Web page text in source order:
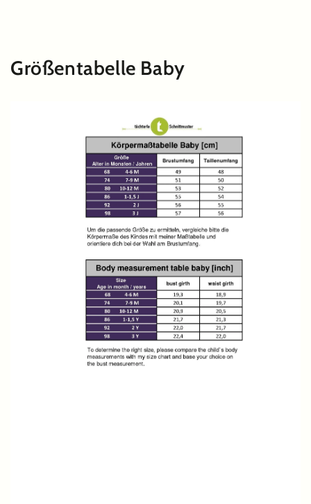
Größentabelle Baby